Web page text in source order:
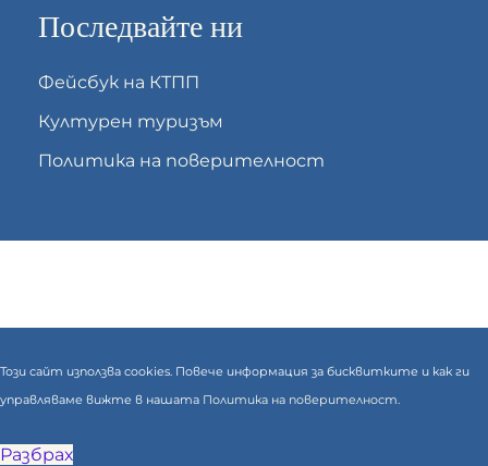
Последвайте ни
Фейсбук на КТПП
Културен туризъм
Политика на поверителност
Този сайт използва cookies. Повече информация за бисквитките и как ги
управляваме вижте в нашата Политика на поверителност.
Разбрах